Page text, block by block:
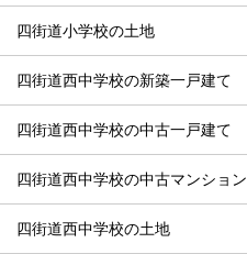
四街道小学校の土地
四街道西中学校の新築一戸建て
四街道西中学校の中古一戸建て
四街道西中学校の中古マンション
四街道西中学校の土地